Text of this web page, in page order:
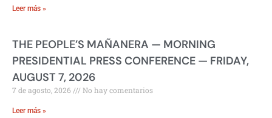
Leer más »
THE PEOPLE’S MAÑANERA — MORNING
PRESIDENTIAL PRESS CONFERENCE — FRIDAY,
AUGUST 7, 2026
7 de agosto, 2026 No hay comentarios
Leer más »